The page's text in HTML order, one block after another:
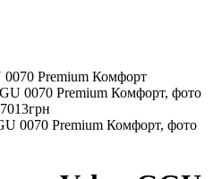
Premium Комфорт